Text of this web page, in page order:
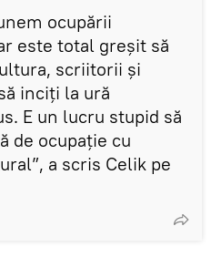
ocupării
este total greșit să
scriitorii și
inciți la ură
E un lucru stupid să
de ocupaţie cu
a scris Celik pe